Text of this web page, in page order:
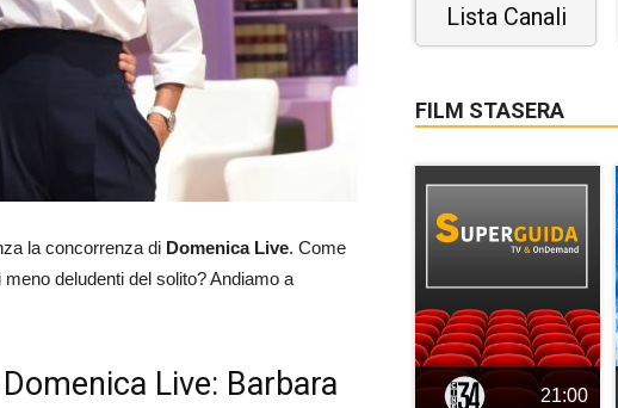
la concorrenza di Domenica Live. Come
deludenti del solito? Andiamo a
Live: Barbara
Lista Canali
FILM STASERA
21:00